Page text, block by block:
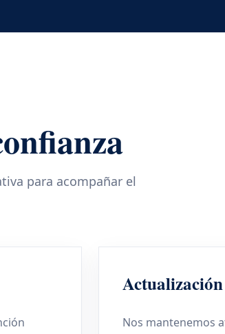
para acompañar el
Actualización
Nos mantenemos